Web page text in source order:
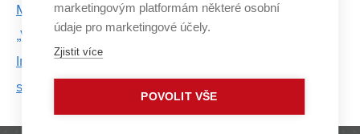
MechLabu
„Vypečená“ konzola míří z tiskárny do vesmíru
Inovace motoru a design. Dragon 5 zaujal porotu i
soupeře
marketingovým platformám některé osobní
údaje pro marketingové účely.
Zjistit více
POVOLIT VŠE